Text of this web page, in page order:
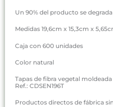
Un 90% del producto se
Medidas 19,6cm x 15,3cm x
Caja con 600 unidades
Color natural
Tapas de fibra vegetal
Ref.: CDSEN196T
Productos directos de fábrica